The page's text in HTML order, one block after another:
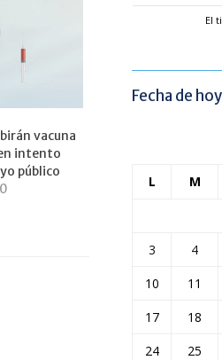
vacuna
intento
público
El
Fecha de hoy
L M
3
4
10
11
17
18
24
25